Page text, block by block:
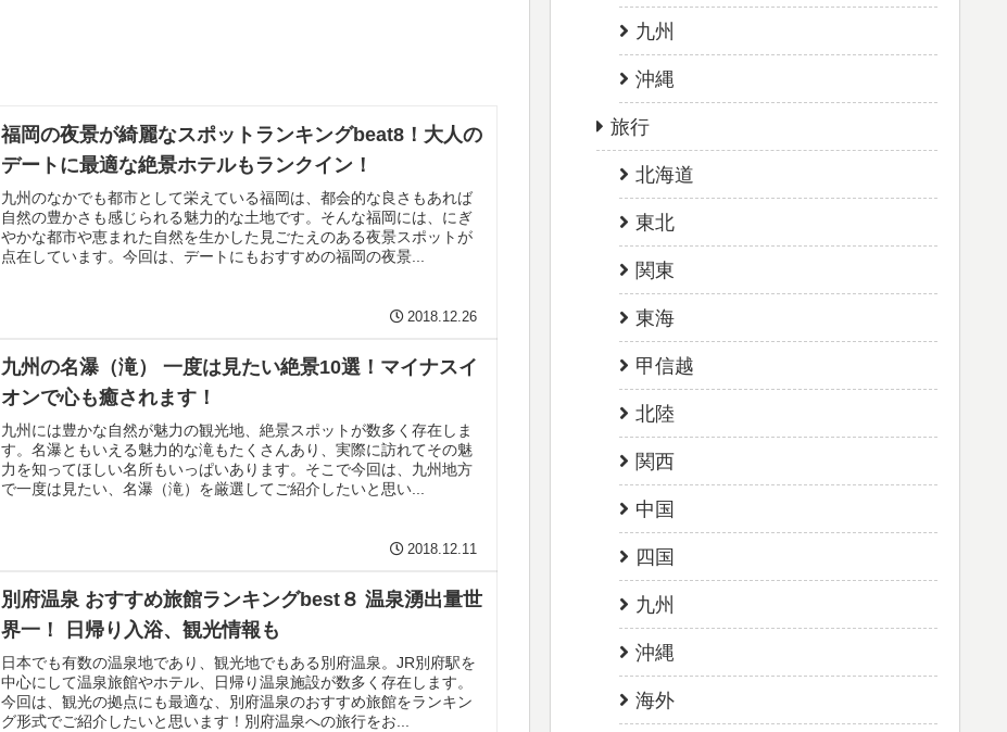
福岡の夜景が綺麗なスポットランキングbeat8！大人の
デートに最適な絶景ホテルもランクイン！
九州のなかでも都市として栄えている福岡は、都会的な良さもあれば
自然の豊かさも感じられる魅力的な土地です。そんな福岡には、にぎ
やかな都市や恵まれた自然を生かした見ごたえのある夜景スポットが
点在しています。今回は、デートにもおすすめの福岡の夜景...
2018.12.26
九州の名瀑（滝） 一度は見たい絶景10選！マイナスイ
オンで心も癒されます！
九州には豊かな自然が魅力の観光地、絶景スポットが数多く存在しま
す。名瀑ともいえる魅力的な滝もたくさんあり、実際に訪れてその魅
力を知ってほしい名所もいっぱいあります。そこで今回は、九州地方
で一度は見たい、名瀑（滝）を厳選してご紹介したいと思い...
2018.12.11
別府温泉 おすすめ旅館ランキングbest８ 温泉湧出量世
界一！ 日帰り入浴、観光情報も
日本でも有数の温泉地であり、観光地でもある別府温泉。JR別府駅を
中心にして温泉旅館やホテル、日帰り温泉施設が数多く存在します。
今回は、観光の拠点にも最適な、別府温泉のおすすめ旅館をランキン
グ形式でご紹介したいと思います！別府温泉への旅行をお...
九州
沖縄
旅行
北海道
東北
関東
東海
甲信越
北陸
関西
中国
四国
九州
沖縄
海外